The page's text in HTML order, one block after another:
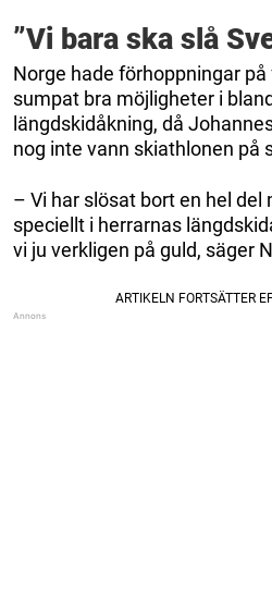
”Vi bara ska slå
Norge hade förhoppningar
sumpat bra möjligheter i
längdskidåkning, då
nog inte vann skiathlonen på
– Vi har slösat bort en hel del
speciellt i herrarnas
vi ju verkligen på guld, säger